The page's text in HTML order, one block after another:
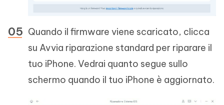
Quando il firmware viene scaricato, clicca
su Avvia riparazione standard per riparare il
tuo iPhone. Vedrai quanto segue sullo
schermo quando il tuo iPhone è aggiornato.